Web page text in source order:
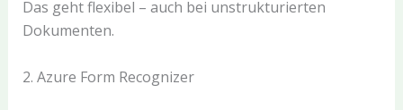
Das geht flexibel – auch bei unstrukturierten
Dokumenten.
2. Azure Form Recognizer